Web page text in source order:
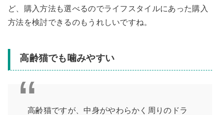
ど、購入方法も選べるのでライフスタイルにあった購入
方法を検討できるのもうれしいですね。
高齢猫でも噛みやすい
高齢猫ですが、中身がやわらかく周りのドラ